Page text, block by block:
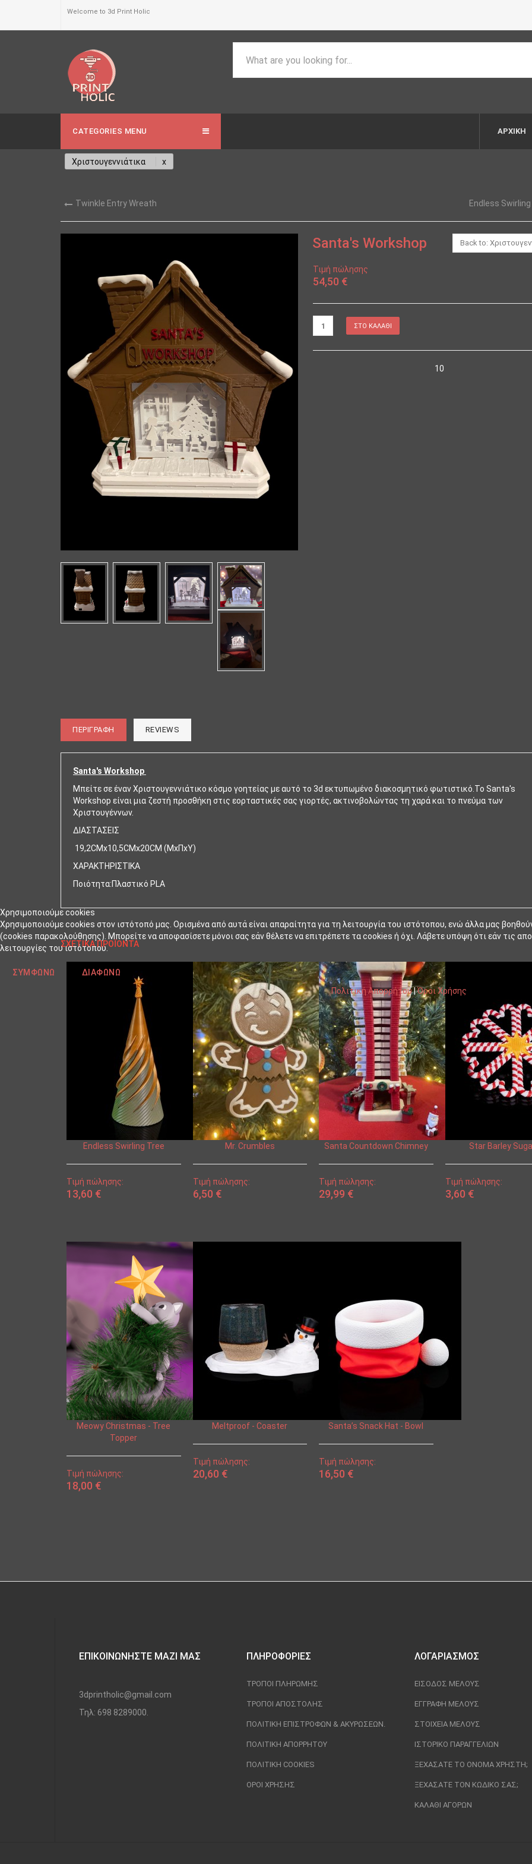
Welcome to 3d Print Holic
CATEGORIES MENU ΑΡΧΙΚΉ
Χριστουγεννιάτικα
Twinkle Entry Wreath Endless
Back to:
Santa's Workshop
Τιμή πώλησης
54,50 €
10
ΠΕΡΙΓΡΑΦΉ REVIEWS
Santa's Workshop
Μπείτε σε έναν Χριστουγεννιάτικο κόσμο γοητείας με αυτό το 3d εκτυπωμένο διακοσμητικό φωτιστικό.Το Santa's
Workshop είναι μια ζεστή προσθήκη στις εορταστικές σας γιορτές, ακτινοβολώντας τη χαρά και το πνεύμα των
Χριστουγέννων.
ΔΙΑΣΤΑΣΕΙΣ
19,2CMx10,5CMx20CM (ΜxΠxΥ)
ΧΑΡΑΚΤΗΡΙΣΤΙΚΑ
Ποιότητα:Πλαστικό PLA
ΣΧΕΤΙΚΆ ΠΡΟΪΌΝΤΑ
Endless Swirling Tree
Τιμή πώλησης:
13,60 €
Mr. Crumbles
Τιμή πώλησης:
6,50 €
Santa Countdown Chimney
Τιμή πώλησης:
29,99 €
Star Barley
Τιμή πώλησης:
3,60 €
Meowy Christmas - Tree
Topper
Τιμή πώλησης:
18,00 €
Meltproof - Coaster
Τιμή πώλησης:
20,60 €
Santa’s Snack Hat - Bowl
Τιμή πώλησης:
16,50 €
ΕΠΙΚΟΙΝΩΝΉΣΤΕ ΜΑΖΊ ΜΑΣ
3dprintholic@gmail.com
Τηλ: 698 8289000.
ΠΛΗΡΟΦΟΡΊΕΣ
ΤΡΌΠΟΙ ΠΛΗΡΩΜΉΣ
ΤΡΌΠΟΙ ΑΠΟΣΤΟΛΉΣ
ΠΟΛΙΤΙΚΉ ΕΠΙΣΤΡΟΦΏΝ & ΑΚΥΡΏΣΕΩΝ.
ΠΟΛΙΤΙΚΉ ΑΠΟΡΡΉΤΟΥ
ΠΟΛΙΤΙΚΉ COOKIES
ΌΡΟΙ ΧΡΉΣΗΣ
ΛΟΓΑΡΙΑΣΜΌΣ
ΕΊΣΟΔΟΣ ΜΈΛΟΥΣ
ΕΓΓΡΑΦΉ ΜΈΛΟΥΣ
ΣΤΟΙΧΕΊΑ ΜΈΛΟΥΣ
ΙΣΤΟΡΙΚΌ ΠΑΡΑΓΓΕΛΙΏΝ
ΞΕΧΆΣΑΤΕ ΤΟ ΌΝΟΜΑ ΧΡΉΣΤΗ;
ΞΕΧΆΣΑΤΕ ΤΟΝ ΚΩΔΙΚΌ ΣΑΣ;
ΚΑΛΆΘΙ ΑΓΟΡΏΝ
Χρησιμοποιούμε cookies
Χρησιμοποιούμε cookies στον ιστότοπό μας. Ορισμένα από αυτά είναι απαραίτητα για τη λειτουργία του ιστότοπου, ενώ άλλα μας
(cookies παρακολούθησης). Μπορείτε να αποφασίσετε μόνοι σας εάν θέλετε να επιτρέπετε τα cookies ή όχι. Λάβετε υπόψη ότι εάν τις
λειτουργίες του ιστότοπου.
ΣΥΜΦΩΝΏ
ΔΙΑΦΩΝΏ
Πολιτική Απορρήτου|Όροι Χρήσης